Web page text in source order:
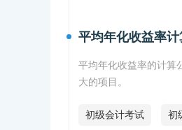
平均年化收益率
平均年化收益率的计算
大的项目。
初级会计考试 初